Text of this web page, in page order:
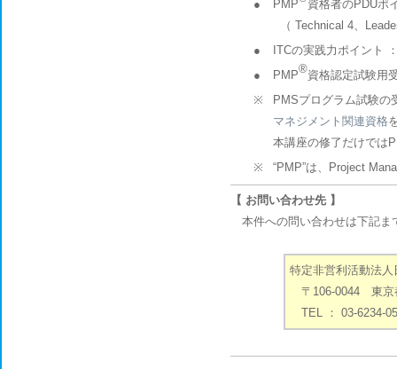
●
PMP
資格者のPDUポ
（ Technical 4、
●
ITCの実践力ポイント
●
PMP®資格認定試験用
※
PMSプログラム試験の
マネジメント関連資格
本講座の修了だけでは
※
“PMP”は、Project
【 お問い合わせ先 】
本件への問い合わせは下記ま
特定非営利活動法
〒106-0044 東京
TEL ： 03-6234-